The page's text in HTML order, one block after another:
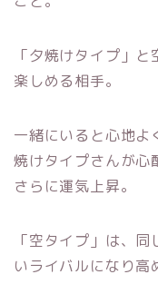
「夕焼けタイプ」
楽しめる相手。
一緒にいると心地よ
焼けタイプさんが心
さらに運気上昇。
「空タイプ」は、
いライバルになり高